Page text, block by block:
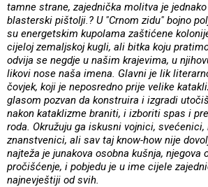
tamne strane, zajednička molitva je
blasterski pištolji.? U "Crnom zidu" bojno
su energetskim kupolama zaštićene
cijeloj zemaljskoj kugli, ali bitka koju
odvija se negdje u našim krajevima, u
likovi nose naša imena. Glavni je lik
čovjek, koji je neposredno prije velike
glasom pozvan da konstruira i izgradi
nakon kataklizme braniti, i izboriti spas i
roda. Okružuju ga iskusni vojnici,
znanstvenici, ali sav taj know-how nije
najteža je junakova osobna kušnja, njegova
pročišćenje, i pobjedu je u ime cijele
najnevještiji od svih.